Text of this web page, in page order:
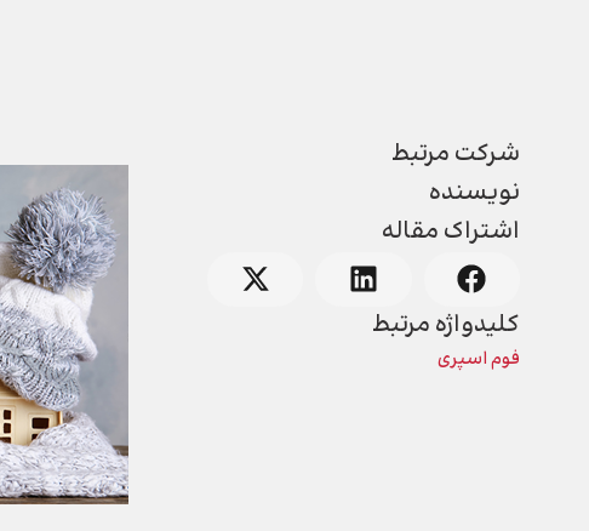
شرکت مرتبط
نویسنده
اشتراک مقاله
کلیدواژه مرتبط
فوم اسپری